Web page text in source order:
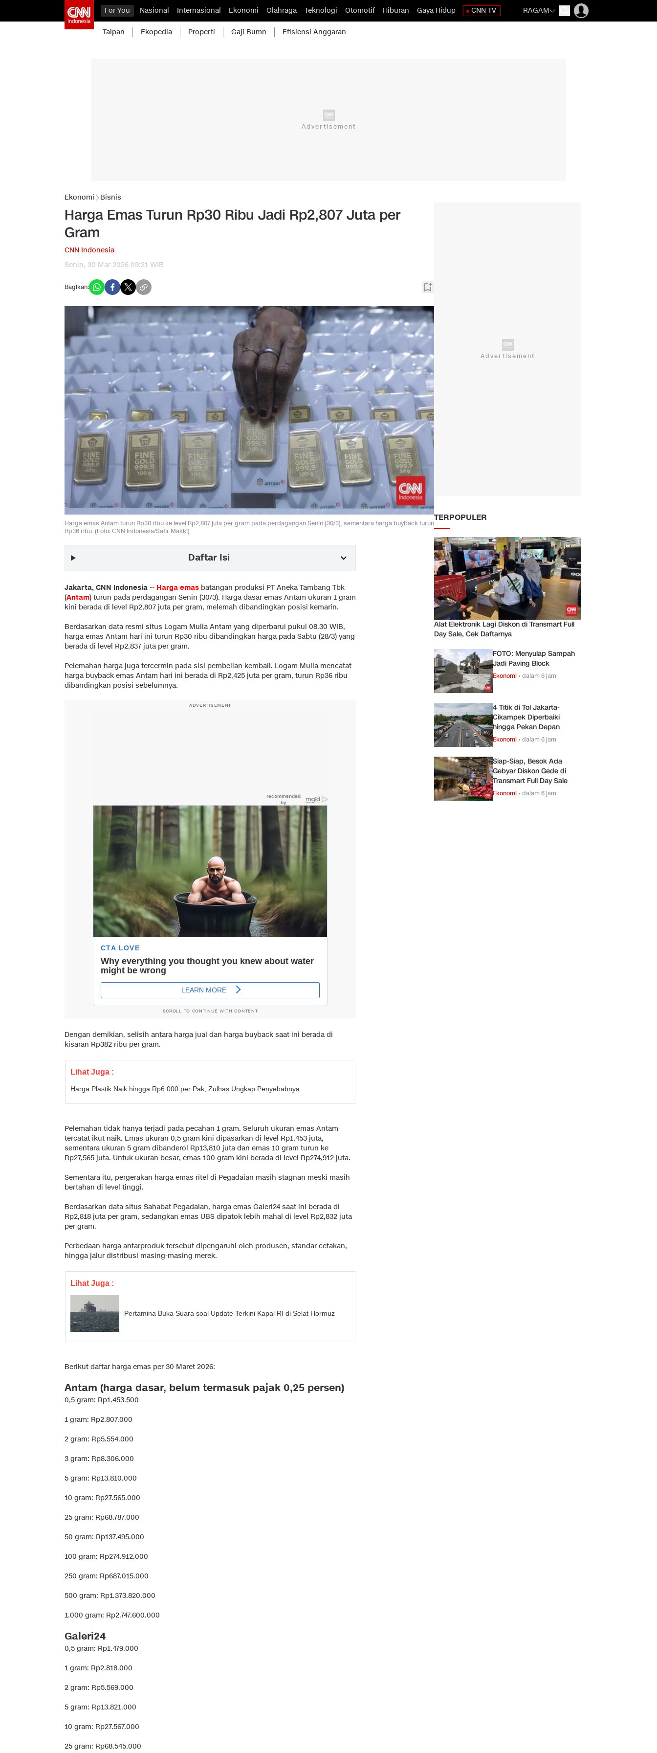
For You Nasional Internasional Ekonomi Olahraga Teknologi Otomotif Hiburan Gaya Hidup CNN TV RAGAM
Taipan Ekopedia Properti Gaji Bumn Efisiensi Anggaran
Ekonomi Bisnis
Harga Emas Turun Rp30 Ribu Jadi Rp2,807 Juta per
Gram
CNN Indonesia
Senin, 30 Mar 2026 09:21 WIB
Bagikan:
Harga emas Antam turun Rp30 ribu ke level Rp2,807 juta per gram pada perdagangan Senin (30/3), sementara harga buyback turun
Rp36 ribu. (Foto: CNN Indonesia/Safir Makki)
Daftar Isi
Jakarta, CNN Indonesia -- Harga emas batangan produksi PT Aneka Tambang Tbk
(Antam) turun pada perdagangan Senin (30/3). Harga dasar emas Antam ukuran 1 gram
kini berada di level Rp2,807 juta per gram, melemah dibandingkan posisi kemarin.
Berdasarkan data resmi situs Logam Mulia Antam yang diperbarui pukul 08.30 WIB,
harga emas Antam hari ini turun Rp30 ribu dibandingkan harga pada Sabtu (28/3) yang
berada di level Rp2,837 juta per gram.
Pelemahan harga juga tercermin pada sisi pembelian kembali. Logam Mulia mencatat
harga buyback emas Antam hari ini berada di Rp2,425 juta per gram, turun Rp36 ribu
dibandingkan posisi sebelumnya.
ADVERTISEMENT
SCROLL TO CONTINUE WITH CONTENT
Dengan demikian, selisih antara harga jual dan harga buyback saat ini berada di
kisaran Rp382 ribu per gram.
Lihat Juga :
Harga Plastik Naik hingga Rp6.000 per Pak, Zulhas Ungkap Penyebabnya
Pelemahan tidak hanya terjadi pada pecahan 1 gram. Seluruh ukuran emas Antam
tercatat ikut naik. Emas ukuran 0,5 gram kini dipasarkan di level Rp1,453 juta,
sementara ukuran 5 gram dibanderol Rp13,810 juta dan emas 10 gram turun ke
Rp27,565 juta. Untuk ukuran besar, emas 100 gram kini berada di level Rp274,912 juta.
Sementara itu, pergerakan harga emas ritel di Pegadaian masih stagnan meski masih
bertahan di level tinggi.
Berdasarkan data situs Sahabat Pegadaian, harga emas Galeri24 saat ini berada di
Rp2,818 juta per gram, sedangkan emas UBS dipatok lebih mahal di level Rp2,832 juta
per gram.
Perbedaan harga antarproduk tersebut dipengaruhi oleh produsen, standar cetakan,
hingga jalur distribusi masing-masing merek.
Lihat Juga :
Pertamina Buka Suara soal Update Terkini Kapal RI di Selat Hormuz
Berikut daftar harga emas per 30 Maret 2026:
Antam (harga dasar, belum termasuk pajak 0,25 persen)
0,5 gram: Rp1.453.500
1 gram: Rp2.807.000
2 gram: Rp5.554.000
3 gram: Rp8.306.000
5 gram: Rp13.810.000
10 gram: Rp27.565.000
25 gram: Rp68.787.000
50 gram: Rp137.495.000
100 gram: Rp274.912.000
250 gram: Rp687.015.000
500 gram: Rp1.373.820.000
1.000 gram: Rp2.747.600.000
Galeri24
0,5 gram: Rp1.479.000
1 gram: Rp2.818.000
2 gram: Rp5.569.000
5 gram: Rp13.821.000
10 gram: Rp27.567.000
25 gram: Rp68.545.000
TERPOPULER
Alat Elektronik Lagi Diskon di Transmart Full
Day Sale, Cek Daftarnya
FOTO: Menyulap Sampah
Jadi Paving Block
Ekonomi •dalam 6 jam
4 Titik di Tol Jakarta-
Cikampek Diperbaiki
hingga Pekan Depan
Ekonomi •dalam 6 jam
Siap-Siap, Besok Ada
Gebyar Diskon Gede di
Transmart Full Day Sale
Ekonomi •dalam 6 jam